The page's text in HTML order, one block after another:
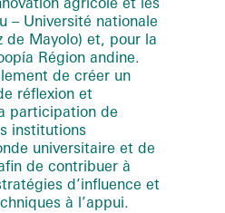
– Université nationale
de Mayolo) et, pour la
Région andine.
de créer un
réflexion et
participation de
institutions
universitaire et de
de contribuer à
d’influence et
à l’appui.